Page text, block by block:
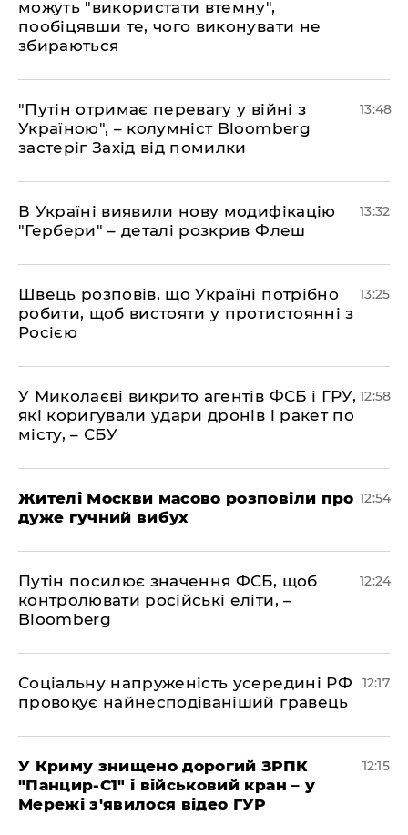
можуть "використати втемну",
пообіцявши те, чого виконувати не
збираються
"Путін отримає перевагу у війні з
Україною", – колумніст Bloomberg
застеріг Захід від помилки
13:48
В Україні виявили нову модифікацію
"Гербери" – деталі розкрив Флеш
13:32
Швець розповів, що Україні потрібно
робити, щоб вистояти у протистоянні з
Росією
13:25
У Миколаєві викрито агентів ФСБ і ГРУ,
які коригували удари дронів і ракет по
місту, – СБУ
12:58
Жителі Москви масово розповіли про
дуже гучний вибух
12:54
Путін посилює значення ФСБ, щоб
контролювати російські еліти, –
Bloomberg
12:24
Соціальну напруженість усередині РФ
провокує найнесподіваніший гравець
12:17
У Криму знищено дорогий ЗРПК
"Панцир-С1" і військовий кран – у
Мережі з'явилося відео ГУР
12:15